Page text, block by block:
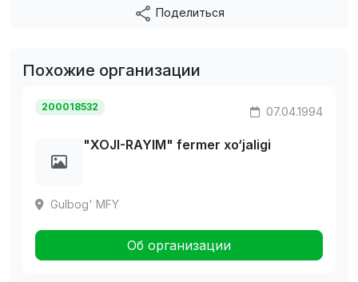
Поделиться
Похожие организации
200018532 07.04.1994
"XOJI-RAYIM" fermer xo‘jaligi
Gulbog' MFY
Об организации